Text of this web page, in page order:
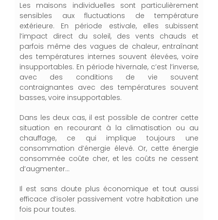
Les maisons individuelles sont particulièrement
sensibles aux fluctuations de température
extérieure. En période estivale, elles subissent
l’impact direct du soleil, des vents chauds et
parfois même des vagues de chaleur, entraînant
des températures internes souvent élevées, voire
insupportables. En période hivernale, c’est l’inverse,
avec des conditions de vie souvent
contraignantes avec des températures souvent
basses, voire insupportables.
Dans les deux cas, il est possible de contrer cette
situation en recourant à la climatisation ou au
chauffage, ce qui implique toujours une
consommation d’énergie élevé. Or, cette énergie
consommée coûte cher, et les coûts ne cessent
d’augmenter…
Il est sans doute plus économique et tout aussi
efficace d’isoler passivement votre habitation une
fois pour toutes.